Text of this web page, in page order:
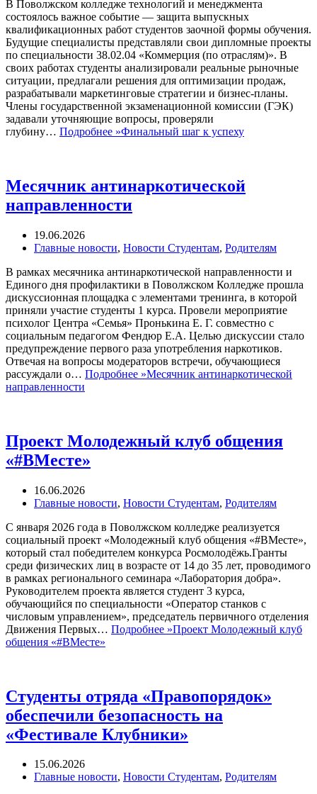
В Поволжском колледже технологий и менеджмента
состоялось важное событие — защита выпускных
квалификационных работ студентов заочной формы обучения.
Будущие специалисты представляли свои дипломные проекты
по специальности 38.02.04 «Коммерция (по отраслям)». В
своих работах студенты анализировали реальные рыночные
ситуации, предлагали решения для оптимизации продаж,
разрабатывали маркетинговые стратегии и бизнес‑планы.
Члены государственной экзаменационной комиссии (ГЭК)
задавали уточняющие вопросы, проверяли
глубину… Подробнее »Финальный шаг к успеху
Месячник антинаркотической
направленности
19.06.2026
Главные новости, Новости Студентам, Родителям
В рамках месячника антинаркотической направленности и
Единого дня профилактики в Поволжском Колледже прошла
дискуссионная площадка с элементами тренинга, в которой
приняли участие студенты 1 курса. Провели мероприятие
психолог Центра «Семья» Пронькина Е. Г. совместно с
социальным педагогом Фендюр Е.А. Целью дискуссии стало
предупреждение первого раза употребления наркотиков.
Отвечая на вопросы модераторов встречи, обучающиеся
рассуждали о… Подробнее »Месячник антинаркотической
направленности
Проект Молодежный клуб общения
«#ВМесте»
16.06.2026
Главные новости, Новости Студентам, Родителям
С января 2026 года в Поволжском колледже реализуется
социальный проект «Молодежный клуб общения «#ВМесте»,
который стал победителем конкурса Росмолодёжь.Гранты
среди физических лиц в возрасте от 14 до 35 лет, проводимого
в рамках регионального семинара «Лаборатория добра».
Руководителем проекта является студент 3 курса,
обучающийся по специальности «Оператор станков с
числовым управлением», председатель первичного отделения
Движения Первых… Подробнее »Проект Молодежный клуб
общения «#ВМесте»
Студенты отряда «Правопорядок»
обеспечили безопасность на
«Фестивале Клубники»
15.06.2026
Главные новости, Новости Студентам, Родителям